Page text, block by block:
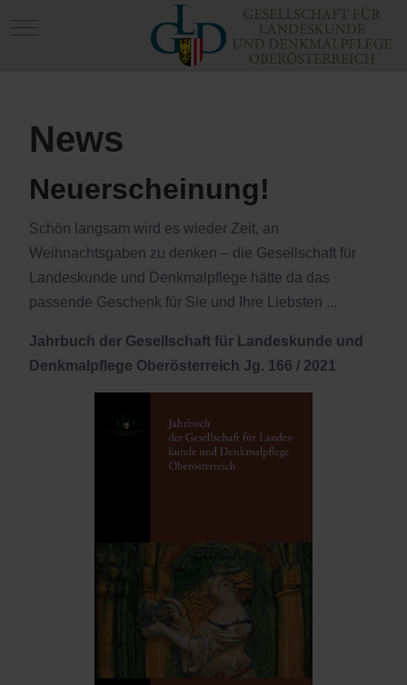
Mobile Menu Toggle
News
Neuerscheinung!
Schön langsam wird es wieder Zeit, an
Weihnachtsgaben zu denken – die Gesellschaft für
Landeskunde und Denkmalpflege hätte da das
passende Geschenk für Sie und Ihre Liebsten ...
Jahrbuch der Gesellschaft für Landeskunde und
Denkmalpflege Oberösterreich Jg. 166 / 2021